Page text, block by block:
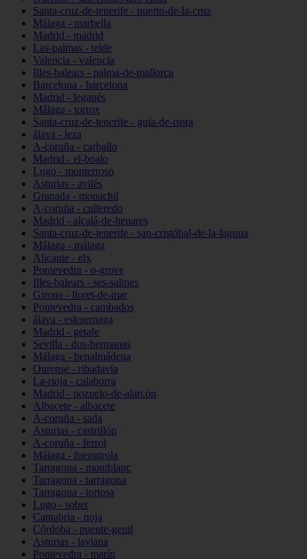
Santa-cruz-de-tenerife - puerto-de-la-cruz
Málaga - marbella
Madrid - madrid
Las-palmas - telde
Valencia - valencia
Illes-balears - palma-de-mallorca
Barcelona - barcelona
Madrid - leganés
Málaga - torrox
Santa-cruz-de-tenerife - guía-de-isora
álava - leza
A-coruña - carballo
Madrid - el-boalo
Lugo - monterroso
Asturias - avilés
Granada - monachil
A-coruña - culleredo
Madrid - alcalá-de-henares
Santa-cruz-de-tenerife - san-cristóbal-de-la-laguna
Málaga - málaga
Alicante - elx
Pontevedra - o-grove
Illes-balears - ses-salines
Girona - lloret-de-mar
Pontevedra - cambados
álava - eskuernaga
Madrid - getafe
Sevilla - dos-hermanas
Málaga - benalmádena
Ourense - ribadavia
La-rioja - calahorra
Madrid - pozuelo-de-alarcón
Albacete - albacete
A-coruña - sada
Asturias - castrillón
A-coruña - ferrol
Málaga - fuengirola
Tarragona - montblanc
Tarragona - tarragona
Tarragona - tortosa
Lugo - sober
Cantabria - noja
Córdoba - puente-genil
Asturias - laviana
Pontevedra - marín